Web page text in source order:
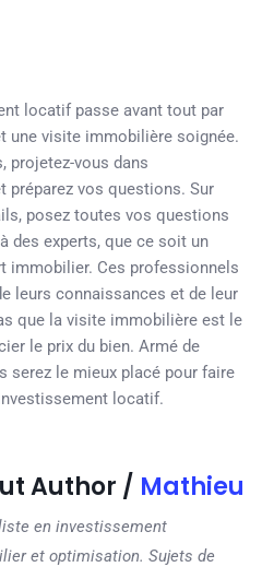
locatif passe avant tout par
une visite immobilière soignée.
projetez-vous dans
préparez vos questions. Sur
posez toutes vos questions
des experts, que ce soit un
immobilier. Ces professionnels
leurs connaissances et de leur
que la visite immobilière est le
le prix du bien. Armé de
serez le mieux placé pour faire
locatif.
Author / Mathieu
en investissement
et optimisation. Sujets de